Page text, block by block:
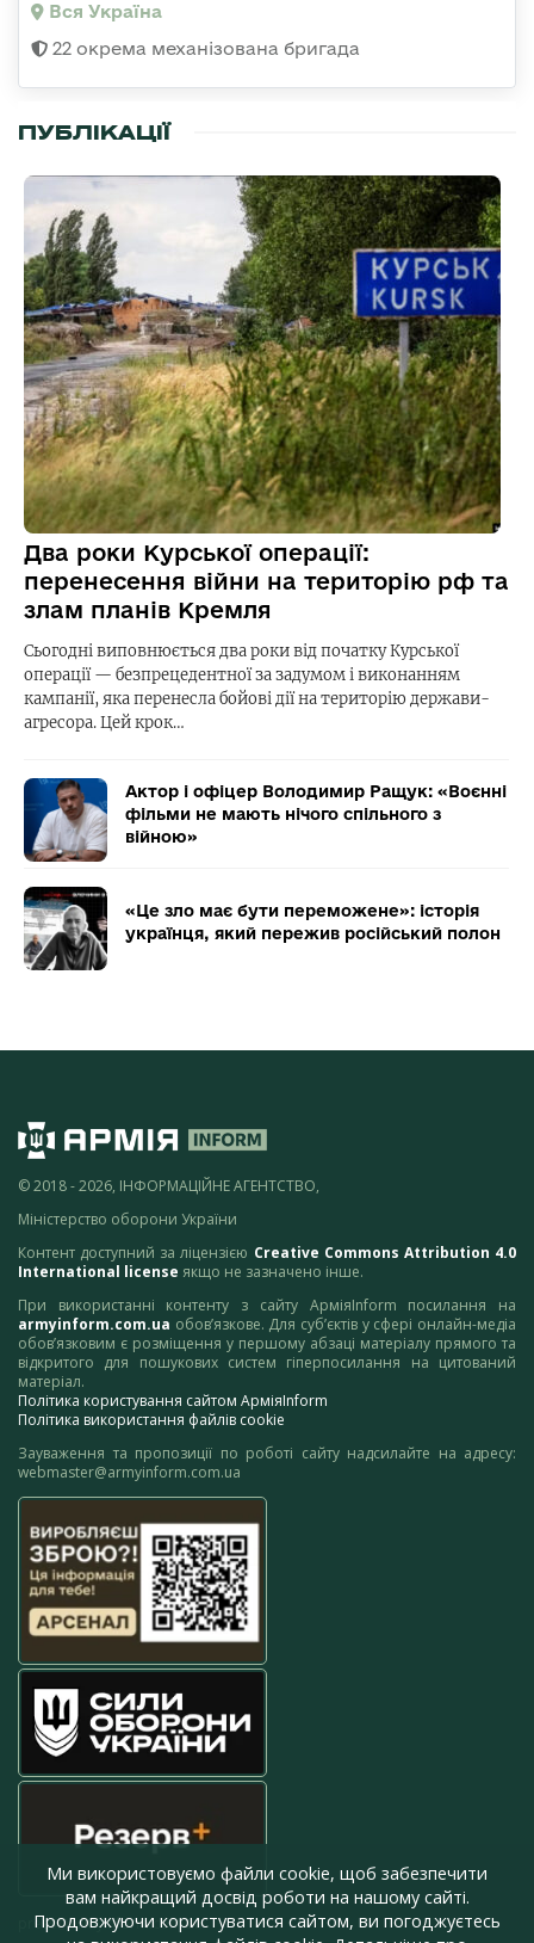
Вся Україна
22 окрема механізована бригада
ПУБЛІКАЦІЇ
Два роки Курської операції:
перенесення війни на територію рф та
злам планів Кремля
Сьогодні виповнюється два роки від початку Курської
операції — безпрецедентної за задумом і виконанням
кампанії, яка перенесла бойові дії на територію держави-
агресора. Цей крок…
Актор і офіцер Володимир Ращук: «Воєнні
фільми не мають нічого спільного з
війною»
«Це зло має бути переможене»: історія
українця, який пережив російський полон
© 2018 - 2026, ІНФОРМАЦІЙНЕ АГЕНТСТВО,
Міністерство оборони України
Контент доступний за ліцензією Creative Commons Attribution 4.0
International license якщо не зазначено інше.
При використанні контенту з сайту АрміяInform посилання на
armyinform.com.ua обов’язкове. Для суб’єктів у сфері онлайн-медіа
обов’язковим є розміщення у першому абзаці матеріалу прямого та
відкритого для пошукових систем гіперпосилання на цитований
матеріал.
Політика користування сайтом АрміяInform
Політика використання файлів cookie
Зауваження та пропозиції по роботі сайту надсилайте на адресу:
webmaster@armyinform.com.ua
press@armyinform.com.ua
Ми використовуємо файли cookie, щоб забезпечити
вам найкращий досвід роботи на нашому сайті.
Продовжуючи користуватися сайтом, ви погоджуєтесь